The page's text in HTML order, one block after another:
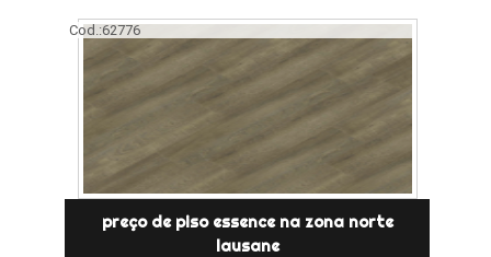
Cod.:62776
preço de piso essence na zona norte
lausane